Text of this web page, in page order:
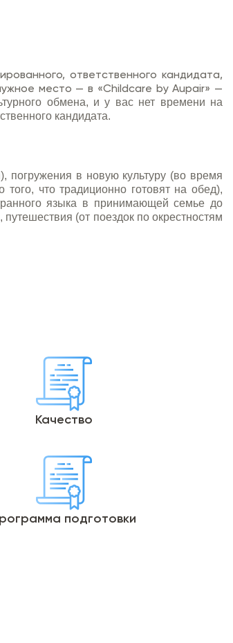
ответственного кандидата,
место — в «Childcare by Aupair» —
обмена, и у вас нет времени на
кандидата.
погружения в новую культуру (во время
что традиционно готовят на обед),
языка в принимающей семье до
(от поездок по окрестностям
Качество
подготовки